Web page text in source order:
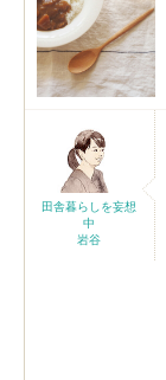
田舎暮らしを妄想
中
岩谷